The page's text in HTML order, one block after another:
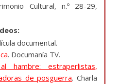
Cultural, n.º 28-29,
documental.
. Documanía TV.
hambre: estraperlistas,
de posguerra. Charla